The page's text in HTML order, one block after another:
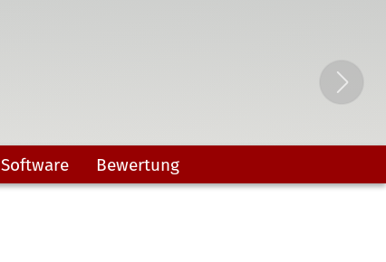
Bewertung
Software